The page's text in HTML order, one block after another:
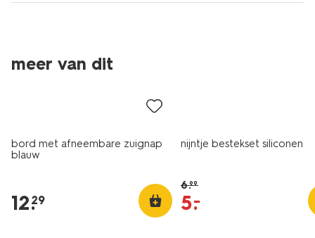
meer van dit
bord met afneembare zuignap
blauw
12.
29
nijntje bestekset siliconen
6.99
5.
–